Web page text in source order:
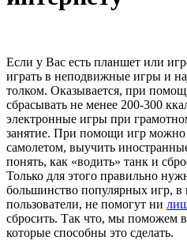
Если у Вас есть планшет или
играть в неподвижные игры и
толком. Оказывается, при
сбрасывать не менее 200-300
электронные игры при
занятие. При помощи игр можно
самолетом, выучить
понять, как «водить» танк и
Только для этого правильно
большинство популярных игр,
пользователи, не помогут ни
сбросить. Так что, мы поможем
которые способны это сделать.